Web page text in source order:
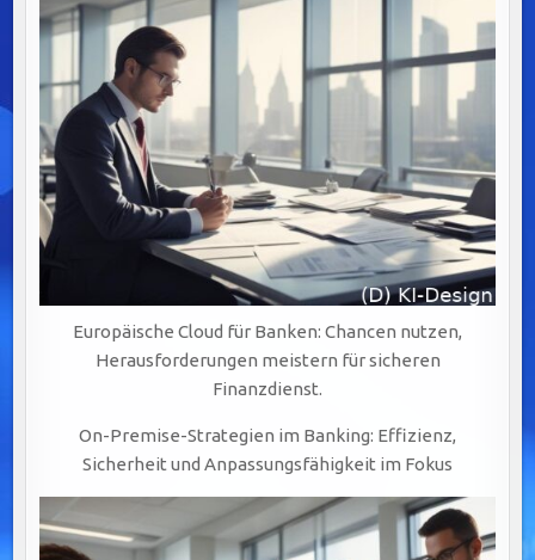
Europäische Cloud für Banken: Chancen nutzen,
Herausforderungen meistern für sicheren
Finanzdienst.
On-Premise-Strategien im Banking: Effizienz,
Sicherheit und Anpassungsfähigkeit im Fokus